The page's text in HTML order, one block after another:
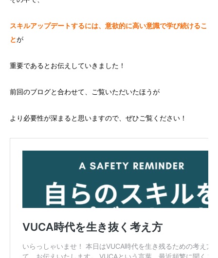
スキルアップデートするには、意欲的に高い意識で学び続けるこ
とが
重要であるとお伝えしていきました！
前回のブログと合わせて、ご覧いただいたほうが
より必要性が深まると思いますので、ぜひご覧ください！